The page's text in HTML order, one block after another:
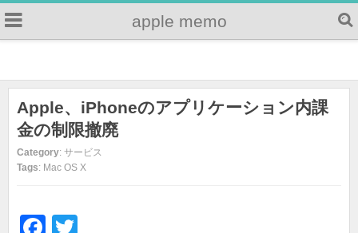
apple memo
Apple、iPhoneのアプリケーション内課
金の制限撤廃
Category: サービス
Tags: Mac OS X